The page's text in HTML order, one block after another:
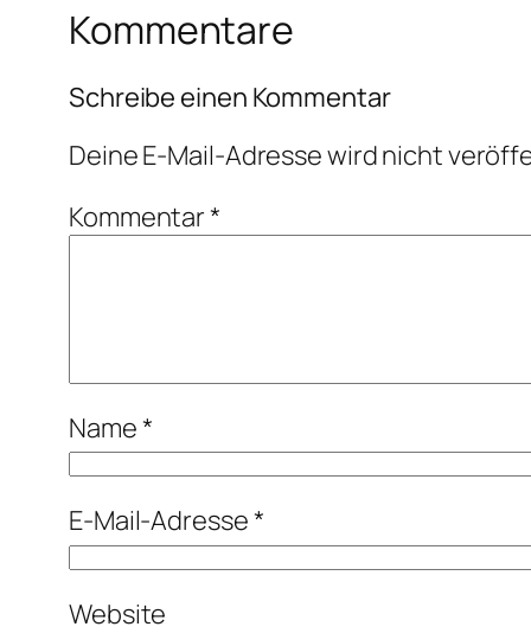
Kommentare
Schreibe einen Kommentar
Deine E-Mail-Adresse wird nicht
Kommentar*
Name*
E-Mail-Adresse*
Website